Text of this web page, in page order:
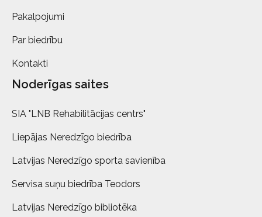
Pakalpojumi
Par biedrību
Kontakti
Noderīgas saites
SIA "LNB Rehabilitācijas centrs"
Liepājas Neredzīgo biedrība
Latvijas Neredzīgo sporta savienība
Servisa suņu biedrība Teodors
Latvijas Neredzīgo bibliotēka